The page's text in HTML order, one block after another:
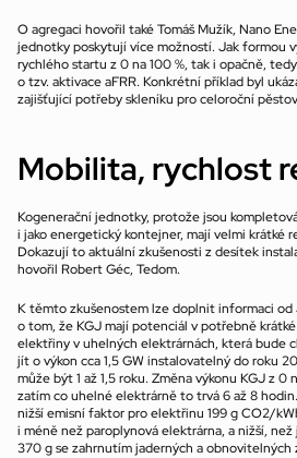
O agregaci hovořil také Tomáš Mužík, Nano
jednotky poskytují více možností. Jak formou
rychlého startu z 0 na 100 %, tak i opačně,
o tzv. aktivace aFRR. Konkrétní příklad byl
zajišťující potřeby skleníku pro celoroční
Mobilita, rychlost
Kogenerační jednotky, protože jsou
i jako energetický kontejner, mají velmi krátké
Dokazují to aktuální zkušenosti z desítek
hovořil Robert Géc, Tedom.
K těmto zkušenostem lze doplnit informaci od
o tom, že KGJ mají potenciál v potřebně
elektřiny v uhelných elektrárnách, která bude
jít o výkon cca 1,5 GW instalovatelný do roku
může být 1 až 1,5 roku. Změna výkonu KGJ z 0
zatím co uhelné elektrárně to trvá 6 až 8
nižší emisní faktor pro elektřinu 199 g CO2/
i méně než paroplynová elektrárna, a nižší,
370 g se zahrnutím jaderných a obnovitelných